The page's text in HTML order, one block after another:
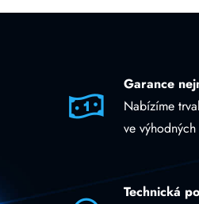
Garance
Nabízíme
ve
Technická